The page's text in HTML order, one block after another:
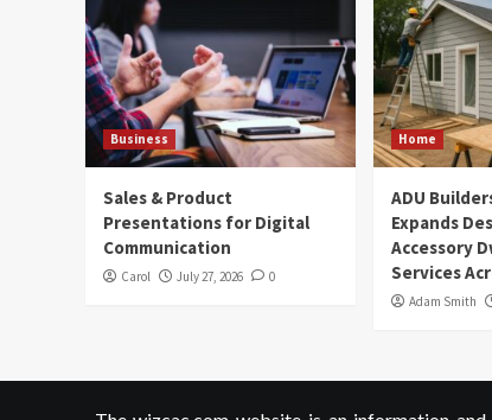
Business
Sales & Product
Presentations for Digital
Communication
Carol July 27, 2026 0
Home
ADU
Expands
Accessory
Services
Adam Smith